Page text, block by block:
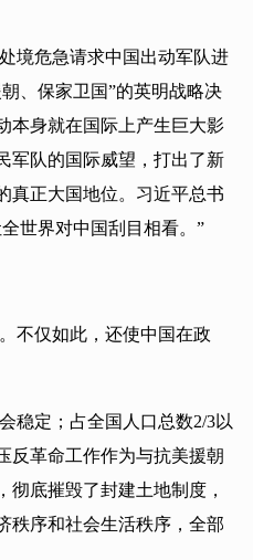
境危急请求中国出动军队进
、保家卫国”的英明战略决
本身就在国际上产生巨大影
军队的国际威望，打出了新
真正大国地位。习近平总书
世界对中国刮目相看。”
不仅如此，还使中国在政
稳定；占全国人口总数2/3以
反革命工作作为与抗美援朝
底摧毁了封建土地制度，
秩序和社会生活秩序，全部